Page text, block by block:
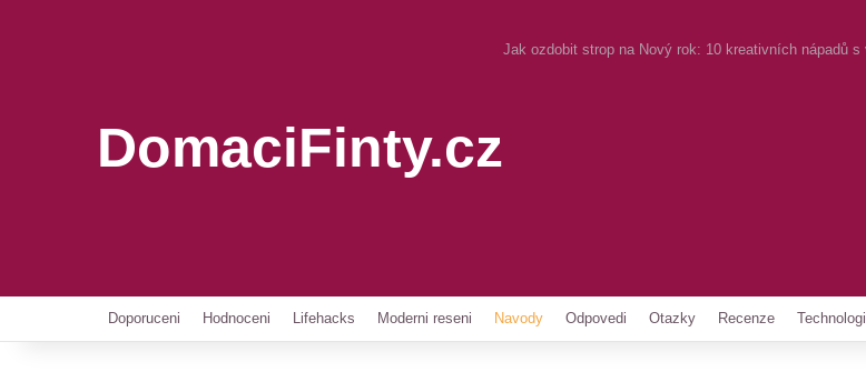
DomaciFinty.cz
Jak ozdobit strop na Nový rok: 10 kreativních nápadů
Doporuceni Hodnoceni Lifehacks Moderni reseni Navody Odpovedi Otazky Recenze